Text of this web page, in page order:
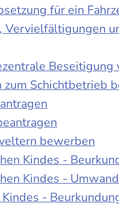
für ein
Beseitigung
Schichtbetrieb
bewerben
Kindes -
Kindes -
-